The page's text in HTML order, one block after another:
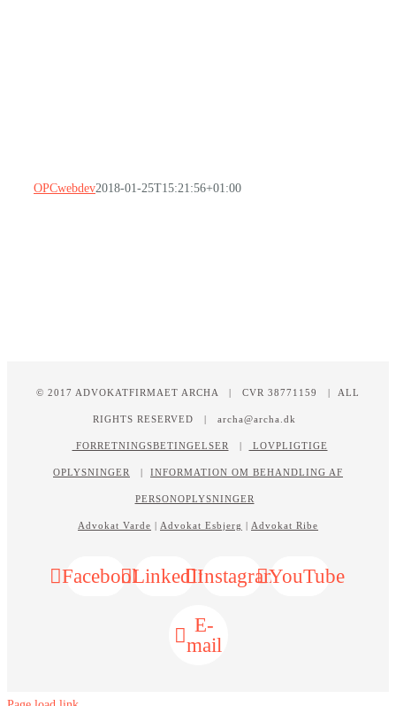
OPCwebdev2018-01-25T15:21:56+01:00
© 2017 ADVOKATFIRMAET ARCHA | CVR 38771159 | ALL
RIGHTS RESERVED | archa@archa.dk
FORRETNINGSBETINGELSER | LOVPLIGTIGE
OPLYSNINGER | INFORMATION OM BEHANDLING AF
PERSONOPLYSNINGER
Advokat Varde | Advokat Esbjerg | Advokat Ribe
FacebookLinkedInInstagramYouTube
E-
mail